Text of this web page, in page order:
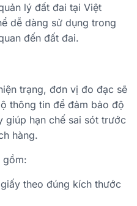
lý đất đai tại Việt
dễ dàng sử dụng trong
đến đất đai.
trạng, đơn vị đo đạc sẽ
thông tin để đảm bảo độ
giúp hạn chế sai sót trước
hàng.
gồm:
theo đúng kích thước